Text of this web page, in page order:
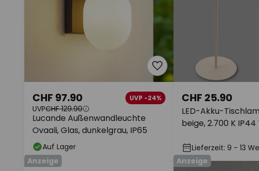
Lucande Außenwandleuchte
Ovaali, Glas, dunkelgrau, IP65
CHF 97.90 UVP -24%
UVPCHF 129.90
Auf Lager
LED-Akku-
beige, 2.700 K
CHF 25.90
Lieferzeit: 9 - 13
Anzeige
Anzeige